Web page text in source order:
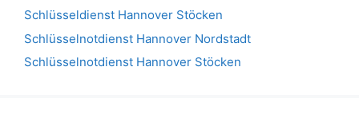
Schlüsseldienst Hannover Stöcken
Schlüsselnotdienst Hannover Nordstadt
Schlüsselnotdienst Hannover Stöcken